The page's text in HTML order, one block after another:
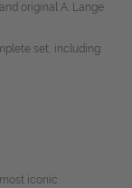
original A. Lange
set, including:
iconic